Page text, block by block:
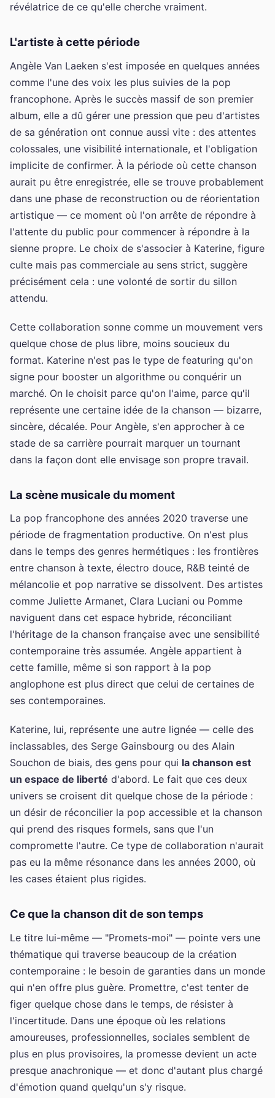
révélatrice de ce qu'elle cherche vraiment.
L'artiste à cette période
Angèle Van Laeken s'est imposée en quelques années
comme l'une des voix les plus suivies de la pop
francophone. Après le succès massif de son premier
album, elle a dû gérer une pression que peu d'artistes
de sa génération ont connue aussi vite : des attentes
colossales, une visibilité internationale, et l'obligation
implicite de confirmer. À la période où cette chanson
aurait pu être enregistrée, elle se trouve probablement
dans une phase de reconstruction ou de réorientation
artistique — ce moment où l'on arrête de répondre à
l'attente du public pour commencer à répondre à la
sienne propre. Le choix de s'associer à Katerine, figure
culte mais pas commerciale au sens strict, suggère
précisément cela : une volonté de sortir du sillon
attendu.
Cette collaboration sonne comme un mouvement vers
quelque chose de plus libre, moins soucieux du
format. Katerine n'est pas le type de featuring qu'on
signe pour booster un algorithme ou conquérir un
marché. On le choisit parce qu'on l'aime, parce qu'il
représente une certaine idée de la chanson — bizarre,
sincère, décalée. Pour Angèle, s'en approcher à ce
stade de sa carrière pourrait marquer un tournant
dans la façon dont elle envisage son propre travail.
La scène musicale du moment
La pop francophone des années 2020 traverse une
période de fragmentation productive. On n'est plus
dans le temps des genres hermétiques : les frontières
entre chanson à texte, électro douce, R&B teinté de
mélancolie et pop narrative se dissolvent. Des artistes
comme Juliette Armanet, Clara Luciani ou Pomme
naviguent dans cet espace hybride, réconciliant
l'héritage de la chanson française avec une sensibilité
contemporaine très assumée. Angèle appartient à
cette famille, même si son rapport à la pop
anglophone est plus direct que celui de certaines de
ses contemporaines.
Katerine, lui, représente une autre lignée — celle des
inclassables, des Serge Gainsbourg ou des Alain
Souchon de biais, des gens pour qui la chanson est
un espace de liberté d'abord. Le fait que ces deux
univers se croisent dit quelque chose de la période :
un désir de réconcilier la pop accessible et la chanson
qui prend des risques formels, sans que l'un
compromette l'autre. Ce type de collaboration n'aurait
pas eu la même résonance dans les années 2000, où
les cases étaient plus rigides.
Ce que la chanson dit de son temps
Le titre lui-même — "Promets-moi" — pointe vers une
thématique qui traverse beaucoup de la création
contemporaine : le besoin de garanties dans un monde
qui n'en offre plus guère. Promettre, c'est tenter de
figer quelque chose dans le temps, de résister à
l'incertitude. Dans une époque où les relations
amoureuses, professionnelles, sociales semblent de
plus en plus provisoires, la promesse devient un acte
presque anachronique — et donc d'autant plus chargé
d'émotion quand quelqu'un s'y risque.